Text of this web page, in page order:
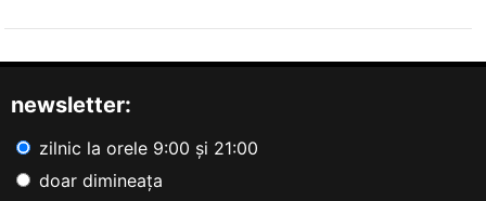
newsletter:
zilnic la orele 9:00 și 21:00
doar dimineața